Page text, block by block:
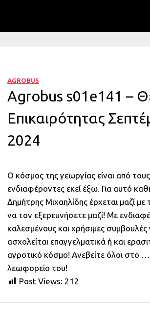
AGROBUS
Agrobus s01e141 –
Επικαιρότητας
2024
Ο κόσμος της γεωργίας είναι από τους
ενδιαφέροντες εκεί έξω. Για αυτό
Δημήτρης Μιχαηλίδης έρχεται μαζί με
να τον εξερευνήσετε μαζί! Με
καλεσμένους και χρήσιμες συμβουλές
ασχολείται επαγγελματικά ή και
αγροτικό κόσμο! Ανεβείτε όλοι στο
λεωφορείο του!
Post Views: 212